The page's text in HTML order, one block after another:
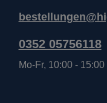
0352 05756118
Mo-Fr, 10:00 - 15:00